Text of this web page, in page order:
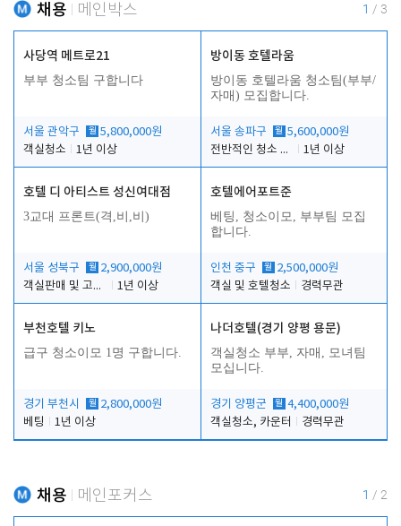
채용 메인박스 1 / 3
사당역 메트로21
부부 청소팀 구합니다
서울 관악구 월 5,800,000원
객실청소
1년 이상
방이동 호텔라움
방이동 호텔라움 청소팀(부부/
자매) 모집합니다.
서울 송파구 월 5,600,000원
전반적인 청소 업무(객실청소.객실정리)
1년 이상
호텔 디 아티스트 성신여대점
3교대 프론트(격,비,비)
서울 성북구 월 2,900,000원
객실판매 및 고객응대
1년 이상
호텔에어포트준
베팅, 청소이모, 부부팀 모집
합니다.
인천 중구 월 2,500,000원
객실 및 호텔청소
경력무관
부천호텔 키노
급구 청소이모 1명 구합니다.
경기 부천시 월 2,800,000원
베팅
1년 이상
나더호텔(경기 양평 용문)
객실청소 부부, 자매, 모녀팀
모십니다.
경기 양평군 월 4,400,000원
객실청소, 카운터
경력무관
채용 메인포커스 1 / 2